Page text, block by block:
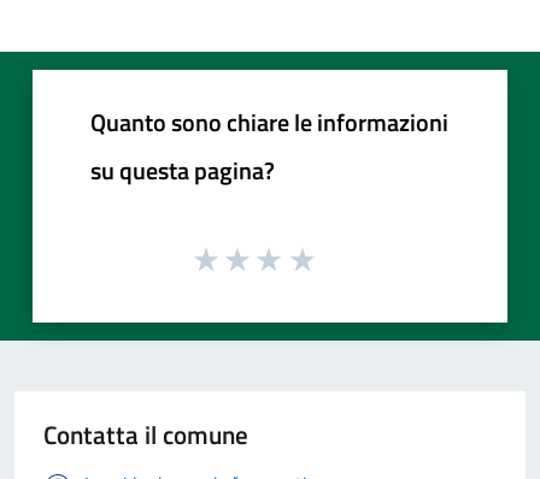
Quanto sono chiare le informazioni
su questa pagina?
Contatta il comune